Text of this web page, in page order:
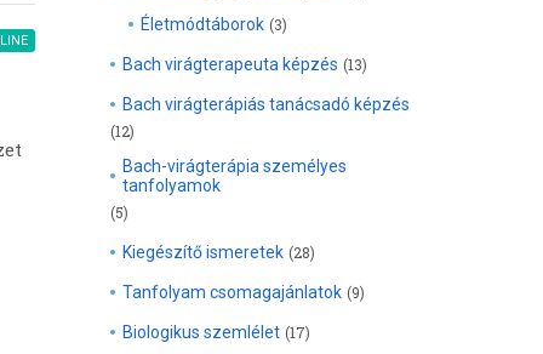
Életmódtáborok (3)
Bach virágterapeuta képzés (13)
Bach virágterápiás tanácsadó képzés
(12)
Bach-virágterápia személyes
tanfolyamok
(5)
Kiegészítő ismeretek (28)
Tanfolyam csomagajánlatok (9)
Biologikus szemlélet (17)